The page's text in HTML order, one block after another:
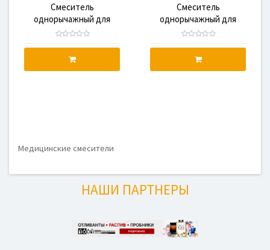
Смеситель
однорычажный для
раковины KLUDI
372840565
Смеситель
однорычажный для
раковины KLUDI
372870565
Медицинские смесители
НАШИ ПАРТНЕРЫ